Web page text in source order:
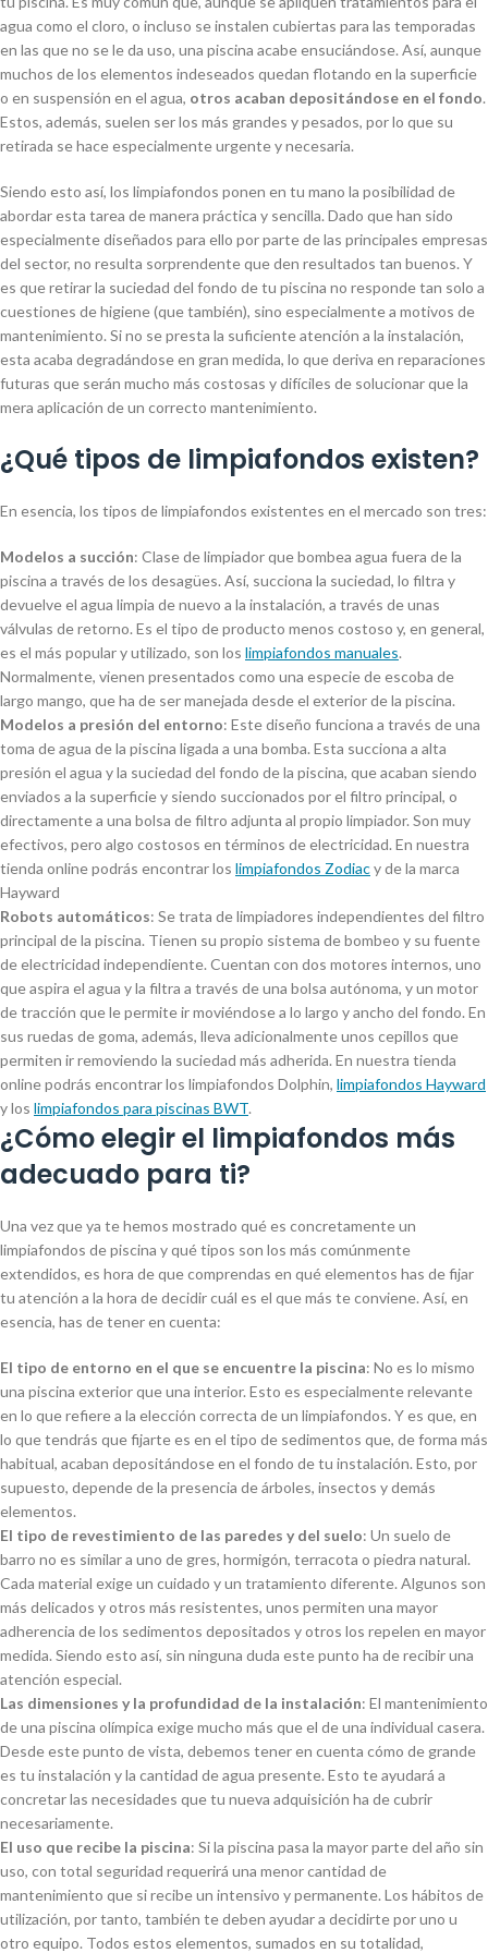
agua como el cloro, o incluso se instalen cubiertas para las temporadas
en las que no se le da uso, una piscina acabe ensuciándose. Así, aunque
muchos de los elementos indeseados quedan flotando en la superficie
o en suspensión en el agua, otros acaban depositándose en el fondo.
Estos, además, suelen ser los más grandes y pesados, por lo que su
retirada se hace especialmente urgente y necesaria.
Siendo esto así, los limpiafondos ponen en tu mano la posibilidad de
abordar esta tarea de manera práctica y sencilla. Dado que han sido
especialmente diseñados para ello por parte de las principales empresas
del sector, no resulta sorprendente que den resultados tan buenos. Y
es que retirar la suciedad del fondo de tu piscina no responde tan solo a
cuestiones de higiene (que también), sino especialmente a motivos de
mantenimiento. Si no se presta la suficiente atención a la instalación,
esta acaba degradándose en gran medida, lo que deriva en reparaciones
futuras que serán mucho más costosas y difíciles de solucionar que la
mera aplicación de un correcto mantenimiento.
¿Qué tipos de limpiafondos existen?
En esencia, los tipos de limpiafondos existentes en el mercado son tres:
Modelos a succión: Clase de limpiador que bombea agua fuera de la
piscina a través de los desagües. Así, succiona la suciedad, lo filtra y
devuelve el agua limpia de nuevo a la instalación, a través de unas
válvulas de retorno. Es el tipo de producto menos costoso y, en general,
es el más popular y utilizado, son los limpiafondos manuales.
Normalmente, vienen presentados como una especie de escoba de
largo mango, que ha de ser manejada desde el exterior de la piscina.
Modelos a presión del entorno: Este diseño funciona a través de una
toma de agua de la piscina ligada a una bomba. Esta succiona a alta
presión el agua y la suciedad del fondo de la piscina, que acaban siendo
enviados a la superficie y siendo succionados por el filtro principal, o
directamente a una bolsa de filtro adjunta al propio limpiador. Son muy
efectivos, pero algo costosos en términos de electricidad. En nuestra
tienda online podrás encontrar los limpiafondos Zodiacy de la marca
Hayward
Robots automáticos: Se trata de limpiadores independientes del filtro
principal de la piscina. Tienen su propio sistema de bombeo y su fuente
de electricidad independiente. Cuentan con dos motores internos, uno
que aspira el agua y la filtra a través de una bolsa autónoma, y un motor
de tracción que le permite ir moviéndose a lo largo y ancho del fondo. En
sus ruedas de goma, además, lleva adicionalmente unos cepillos que
permiten ir removiendo la suciedad más adherida. En nuestra tienda
online podrás encontrar los limpiafondos Dolphin, limpiafondos Hayward
y los limpiafondos para piscinas BWT.
¿Cómo elegir el limpiafondos más
adecuado para ti?
Una vez que ya te hemos mostrado qué es concretamente un
limpiafondos de piscina y qué tipos son los más comúnmente
extendidos, es hora de que comprendas en qué elementos has de fijar
tu atención a la hora de decidir cuál es el que más te conviene. Así, en
esencia, has de tener en cuenta:
El tipo de entorno en el que se encuentre la piscina: No es lo mismo
una piscina exterior que una interior. Esto es especialmente relevante
en lo que refiere a la elección correcta de un limpiafondos. Y es que, en
lo que tendrás que fijarte es en el tipo de sedimentos que, de forma más
habitual, acaban depositándose en el fondo de tu instalación. Esto, por
supuesto, depende de la presencia de árboles, insectos y demás
elementos.
El tipo de revestimiento de las paredes y del suelo: Un suelo de
barro no es similar a uno de gres, hormigón, terracota o piedra natural.
Cada material exige un cuidado y un tratamiento diferente. Algunos son
más delicados y otros más resistentes, unos permiten una mayor
adherencia de los sedimentos depositados y otros los repelen en mayor
medida. Siendo esto así, sin ninguna duda este punto ha de recibir una
atención especial.
Las dimensiones y la profundidad de la instalación: El mantenimiento
de una piscina olímpica exige mucho más que el de una individual casera.
Desde este punto de vista, debemos tener en cuenta cómo de grande
es tu instalación y la cantidad de agua presente. Esto te ayudará a
concretar las necesidades que tu nueva adquisición ha de cubrir
necesariamente.
El uso que recibe la piscina: Si la piscina pasa la mayor parte del año sin
uso, con total seguridad requerirá una menor cantidad de
mantenimiento que si recibe un intensivo y permanente. Los hábitos de
utilización, por tanto, también te deben ayudar a decidirte por uno u
otro equipo. Todos estos elementos, sumados en su totalidad,